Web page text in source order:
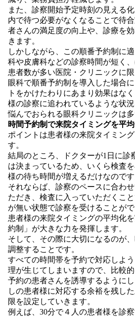
また、診察開始予定時刻の見える
内で待つ必要がなくなることで待
者さんの満足度の向上や、診療を
きます。
しかしながら、この順番予約制に
科や皮膚科などの診察時間が短く
患者数が多い医院・クリニックに限
眼科で順番予約制を導入した場合
トをかけたわりにあまり効果はな
様の診察に追われているような状
悩んでおられる眼科クリニックは多
時間予約制で来院タイミングを平
ポイントは患者様の来院タイミン
す。
結局のところ、ドクターが1日に診
は決まっているため、いくら検査
様の待ち時間が増えるだけなのです
それならば、診察のペースに合わ
ただき、検査に入っていただくこ
が無い状態で診察を受けることが
患者様の来院タイミングの平均化
約制」が大きな力を発揮します。
そして、その際に大切になるのが
調整することです。
すべての時間帯を予約で対応しよ
理が生じてしまいますので、比較
予約の患者さんを誘導するように
しの患者様に対応する余裕を残し
限を設定していきます。
例えば、30分で４人の患者様を診